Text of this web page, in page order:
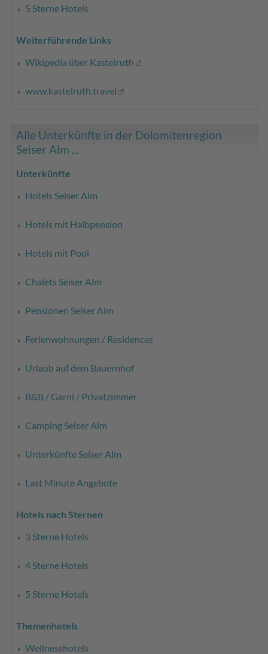
5 Sterne Hotels
Weiterführende Links
Wikipedia über Kastelruth
www.kastelruth.travel
Alle Unterkünfte in der Dolomitenregion
Seiser Alm ...
Unterkünfte
Hotels Seiser Alm
Hotels mit Halbpension
Hotels mit Pool
Chalets Seiser Alm
Pensionen Seiser Alm
Ferienwohnungen / Residences
Urlaub auf dem Bauernhof
B&B / Garni / Privatzimmer
Camping Seiser Alm
Unterkünfte Seiser Alm
Last Minute Angebote
Hotels nach Sternen
3 Sterne Hotels
4 Sterne Hotels
5 Sterne Hotels
Themenhotels
Wellnesshotels